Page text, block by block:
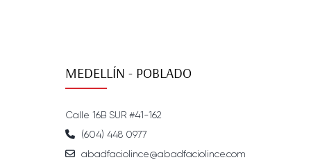
MEDELLÍN - POBLADO
Calle 16B SUR #41-162
(604) 448 0977
abadfaciolince@abadfaciolince.com